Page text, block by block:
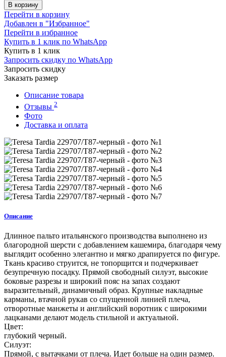
В корзину
Перейти в корзину
Добавлен в "Избранное"
Перейти в избранное
Купить в 1 клик по WhatsApp
Купить в 1 клик
Запросить скидку по WhatsApp
Запросить скидку
Заказать размер
Описание товара
Отзывы 2
Фото
Доставка и оплата
Описание
Длинное пальто итальянского производства выполнено из
благородной шерсти с добавлением кашемира, благодаря чему
выглядит особенно элегантно и мягко драпируется по фигуре.
Ткань красиво струится, не топорщится и подчеркивает
безупречную посадку. Прямой свободный силуэт, высокие
боковые разрезы и широкий пояс на запах создают
выразительный, динамичный образ. Крупные накладные
карманы, втачной рукав со спущенной линией плеча,
отворотные манжеты и английский воротник с широкими
лацканами делают модель стильной и актуальной.
Цвет:
глубокий черный.
Силуэт:
Прямой, с вытачками от плеча. Идет больше на один размер.